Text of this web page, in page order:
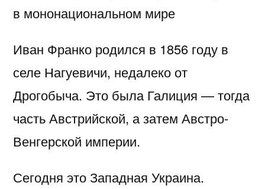
в мононациональном мире
Иван Франко родился в 1856 году в
селе Нагуевичи, недалеко от
Дрогобыча. Это была Галиция — тогда
часть Австрийской, а затем Австро-
Венгерской империи.
Сегодня это Западная Украина.